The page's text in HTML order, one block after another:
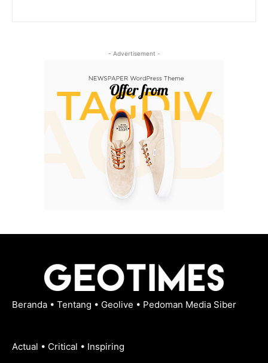
- Advertisement -
Beranda • Tentang • Geolive • Pedoman Media Siber
Actual • Critical • Inspiring